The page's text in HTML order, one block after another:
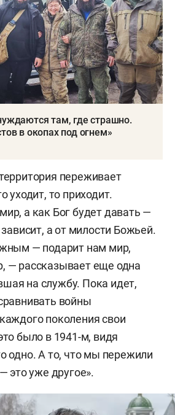
там, где страшно.
в окопах под огнем»
переживает
уходит, то приходит.
а как Бог будет давать —
а от милости Божьей.
— подарит нам мир,
— рассказывает еще одна
на службу. Пока идет,
войны
поколения свои
было в 1941-м, видя
одно. А то, что мы пережили
это уже другое».